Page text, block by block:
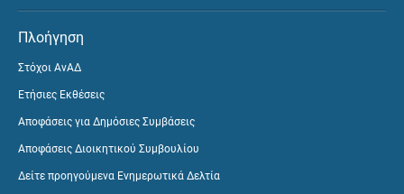
Πλοήγηση
Στόχοι ΑνΑΔ
Ετήσιες Εκθέσεις
Αποφάσεις για Δημόσιες Συμβάσεις
Αποφάσεις Διοικητικού Συμβουλίου
Δείτε προηγούμενα Ενημερωτικά Δελτία